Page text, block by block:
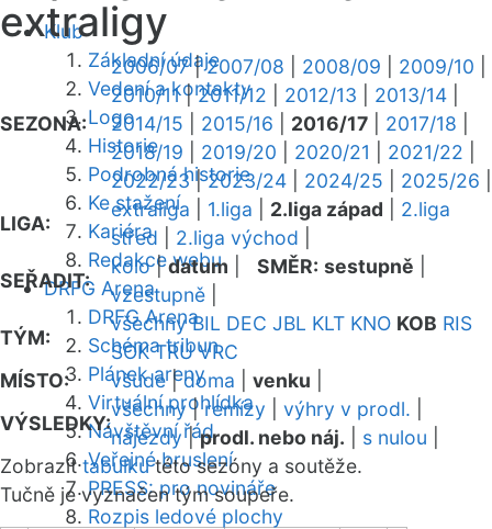
Klub
Základní údaje
Vedení a kontakty
Logo
Historie
Podrobná historie
Ke stažení
Kariéra
Redakce webu
DRFG Arena
DRFG Arena
Schéma tribun
Plánek areny
Virtuální prohlídka
Návštěvní řád
Veřejné bruslení
PRESS: pro novináře
Rozpis ledové plochy
extraligy
SEZONA:
2006/07|2007/08 2008/09 2009/10
2010/11|2011/12 2012/13 2013/14
2014/15
2015/16 2016/17 2017/18
2018/19
2019/20 2020/21 2021/22
2022/23|2023/24 2024/25 2025/26
LIGA:
extraliga 1.liga 2.liga západ
2.liga
střed
2.liga východ
SEŘADIT:
kolo|datum SMĚR: sestupně
vzestupně
TÝM:
všechny BIL DEC JBL KLT KNO KOB RIS
SOK TRU VRC
MÍSTO:
všude|doma venku
VÝSLEDKY:
všechny|remízy výhry v prodl.
nájezdy|prodl. nebo náj. s nulou
Zobrazittabulkutéto sezóny a soutěže.
Tučně je vyznačen tým soupeře.